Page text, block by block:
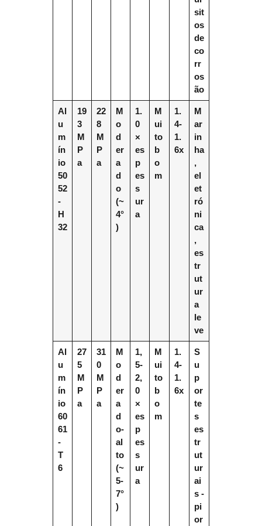
sit
os
de
co
rr
os
ão
Al
u
m
ín
io
50
52
-
H
32
19
3
M
P
a
22
8
M
P
a
M
o
d
er
a
d
o
(~
4°
)
1.
0
×
es
p
es
s
ur
a
M
ui
to
b
o
m
1.
4-
1.
6x
M
ar
in
ha
,
el
et
ró
ni
ca
,
es
tr
ut
ur
a
le
ve
Al
u
m
ín
io
60
61
-
T
6
27
5
M
P
a
31
0
M
P
a
M
o
d
er
a
d
o-
al
to
(~
5-
7°
)
1,
5-
2,
0
×
es
p
es
s
ur
a
M
ui
to
b
o
m
1.
4-
1.
6x
S
u
p
or
te
s
es
tr
ut
ur
ai
s -
pi
or